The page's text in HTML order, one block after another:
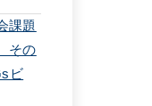
課題
その
ビ